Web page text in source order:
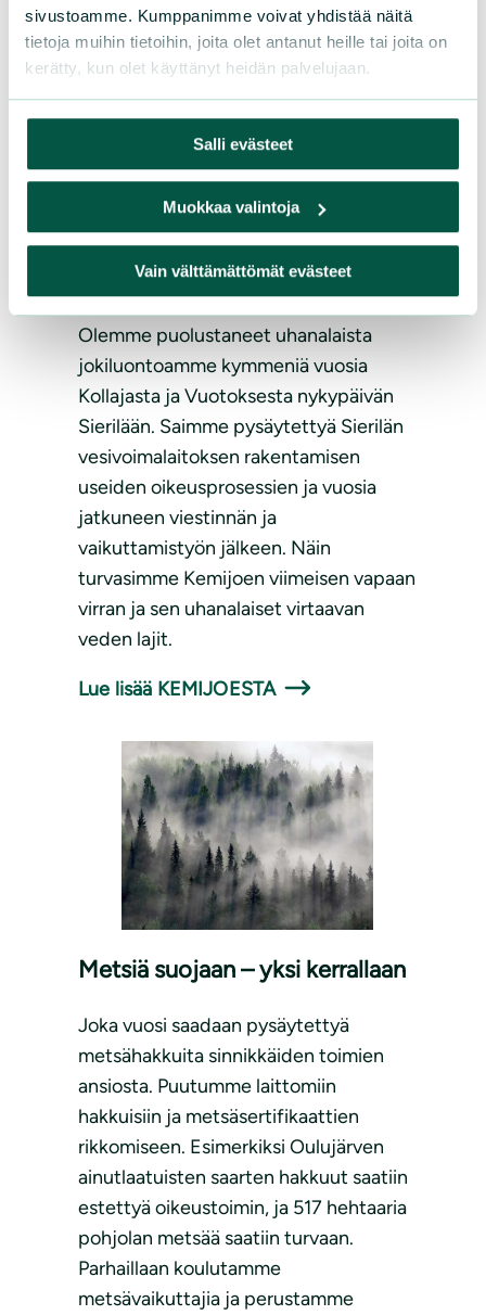
sivustoamme. Kumppanimme voivat yhdistää näitä
tietoja muihin tietoihin, joita olet antanut heille tai joita on
kerätty, kun olet käyttänyt heidän palvelujaan.
Salli evästeet
Muokkaa valintoja
Vain välttämättömät evästeet
Vapaiden virtojen puolesta
vuosikymmenestä toiseen
Olemme puolustaneet uhanalaista
jokiluontoamme kymmeniä vuosia
Kollajasta ja Vuotoksesta nykypäivän
Sierilään. Saimme pysäytettyä Sierilän
vesivoimalaitoksen rakentamisen
useiden oikeusprosessien ja vuosia
jatkuneen viestinnän ja
vaikuttamistyön jälkeen. Näin
turvasimme Kemijoen viimeisen vapaan
virran ja sen uhanalaiset virtaavan
veden lajit.
Lue lisää KEMIJOESTA
Metsiä suojaan – yksi kerrallaan
Joka vuosi saadaan pysäytettyä
metsähakkuita sinnikkäiden toimien
ansiosta. Puutumme laittomiin
hakkuisiin ja metsäsertifikaattien
rikkomiseen. Esimerkiksi Oulujärven
ainutlaatuisten saarten hakkuut saatiin
estettyä oikeustoimin, ja 517 hehtaaria
pohjolan metsää saatiin turvaan.
Parhaillaan koulutamme
metsävaikuttajia ja perustamme